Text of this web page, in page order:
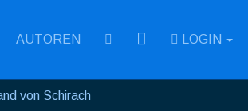
AUTOREN RSS LOGIN
von Schirach